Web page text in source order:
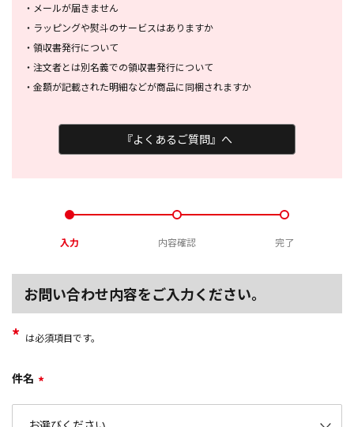
・ メールが届きません
・ ラッピングや熨斗のサービスはありますか
・ 領収書発行について
・ 注文者とは別名義での領収書発行について
・ 金額が記載された明細などが商品に同梱されますか
『よくあるご質問』へ
入力 内容確認 完了
お問い合わせ内容をご入力ください。
* は必須項目です。
件名 *